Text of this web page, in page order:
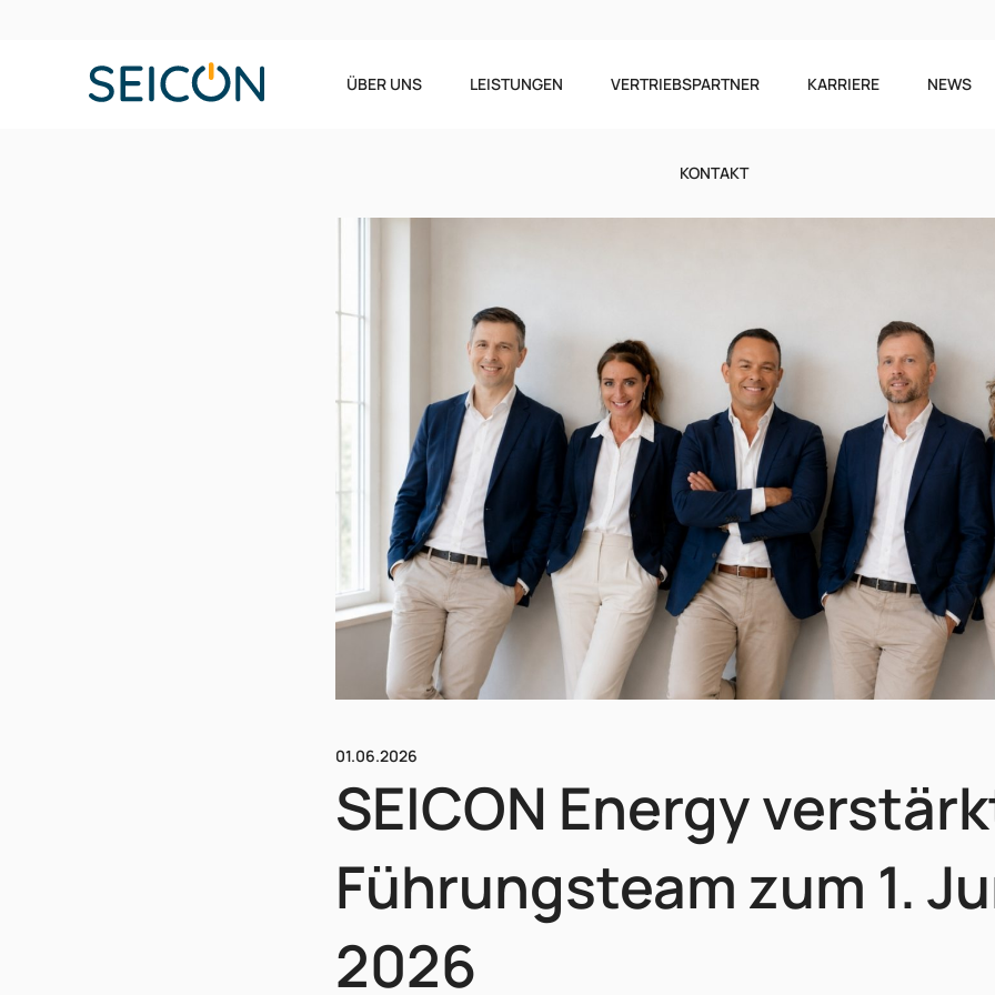
ÜBER UNS LEISTUNGEN VERTRIEBSPARTNER KARRIERE NEWS
KONTAKT
01.06.2026
SEICON Energy
Führungsteam zum 1.
2026